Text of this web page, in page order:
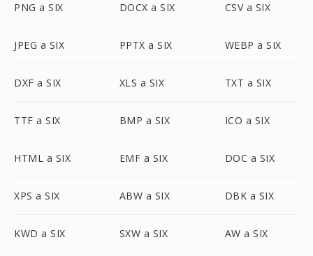
PNG a SIX DOCX a SIX CSV a SIX
JPEG a SIX PPTX a SIX WEBP a SIX
DXF a SIX XLS a SIX TXT a SIX
TTF a SIX BMP a SIX ICO a SIX
HTML a SIX EMF a SIX DOC a SIX
XPS a SIX ABW a SIX DBK a SIX
KWD a SIX SXW a SIX AW a SIX